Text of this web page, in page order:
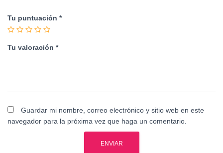
Tu puntuación *
Tu valoración *
Guardar mi nombre, correo electrónico y sitio web en este
navegador para la próxima vez que haga un comentario.